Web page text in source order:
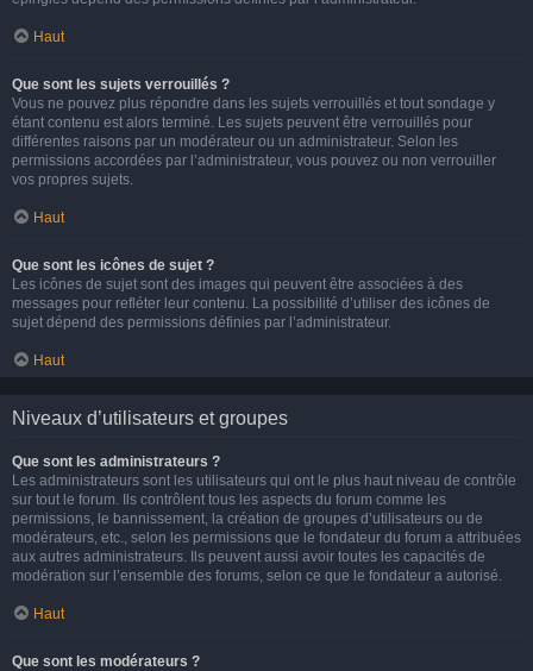
Haut
Que sont les sujets verrouillés ?
Vous ne pouvez plus répondre dans les sujets verrouillés et tout sondage y
étant contenu est alors terminé. Les sujets peuvent être verrouillés pour
différentes raisons par un modérateur ou un administrateur. Selon les
permissions accordées par l’administrateur, vous pouvez ou non verrouiller
vos propres sujets.
Haut
Que sont les icônes de sujet ?
Les icônes de sujet sont des images qui peuvent être associées à des
messages pour refléter leur contenu. La possibilité d’utiliser des icônes de
sujet dépend des permissions définies par l’administrateur.
Haut
Niveaux d’utilisateurs et groupes
Que sont les administrateurs ?
Les administrateurs sont les utilisateurs qui ont le plus haut niveau de contrôle
sur tout le forum. Ils contrôlent tous les aspects du forum comme les
permissions, le bannissement, la création de groupes d’utilisateurs ou de
modérateurs, etc., selon les permissions que le fondateur du forum a attribuées
aux autres administrateurs. Ils peuvent aussi avoir toutes les capacités de
modération sur l’ensemble des forums, selon ce que le fondateur a autorisé.
Haut
Que sont les modérateurs ?